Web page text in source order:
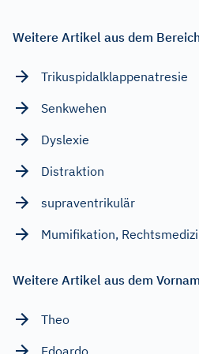
Weitere Artikel aus dem
Trikuspidalklappenatresie
Senkwehen
Dyslexie
Distraktion
supraventrikulär
Mumifikation,
Weitere Artikel aus dem
Theo
Edoardo